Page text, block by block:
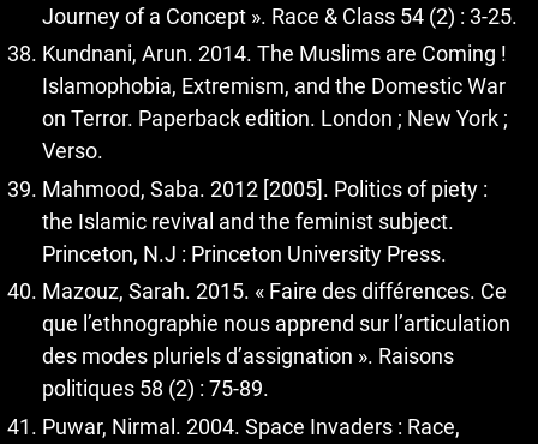
Journey of a Concept ». Race & Class 54 (2) : 3-25.
Kundnani, Arun. 2014. The Muslims are Coming !
Islamophobia, Extremism, and the Domestic War
on Terror. Paperback edition. London ; New York ;
Verso.
Mahmood, Saba. 2012 [2005]. Politics of piety :
the Islamic revival and the feminist subject.
Princeton, N.J : Princeton University Press.
Mazouz, Sarah. 2015. « Faire des différences. Ce
que l’ethnographie nous apprend sur l’articulation
des modes pluriels d’assignation ». Raisons
politiques 58 (2) : 75-89.
Puwar, Nirmal. 2004. Space Invaders : Race,